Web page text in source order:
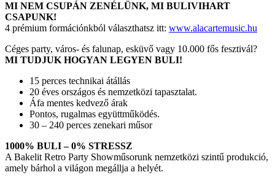
MI NEM CSUPÁN ZENÉLÜNK, MI BULIVIHART
CSAPUNK!
4 prémium formációnkból választhatsz itt: www.alacartemusic.hu
Céges party, város- és falunap, esküvő vagy 10.000 fős fesztivál?
MI TUDJUK HOGYAN LEGYEN BULI!
15 perces technikai átállás
20 éves országos és nemzetközi tapasztalat.
Áfa mentes kedvező árak
Pontos, rugalmas együttműködés.
30 – 240 perces zenekari műsor
1000% BULI – 0% STRESSZ
A Bakelit Retro Party Showműsorunk nemzetközi szintű produkció,
amely bárhol a világon megállja a helyét.